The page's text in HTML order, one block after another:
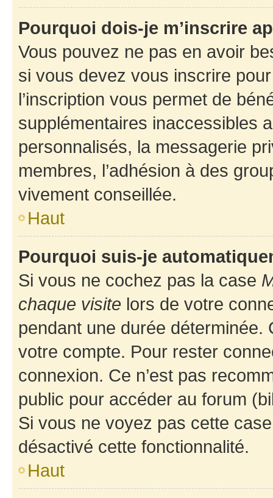
Pourquoi dois-je m’inscrire
Vous pouvez ne pas en avoir
si vous devez vous inscrire
l’inscription vous permet de
supplémentaires inaccessibles
personnalisés, la messagerie
membres, l’adhésion à des
vivement conseillée.
Haut
Pourquoi suis-je
Si vous ne cochez pas la case
chaque visite lors de votre
pendant une durée déterminée.
votre compte. Pour rester
connexion. Ce n’est pas
public pour accéder au forum
Si vous ne voyez pas cette
désactivé cette fonctionnalité.
Haut